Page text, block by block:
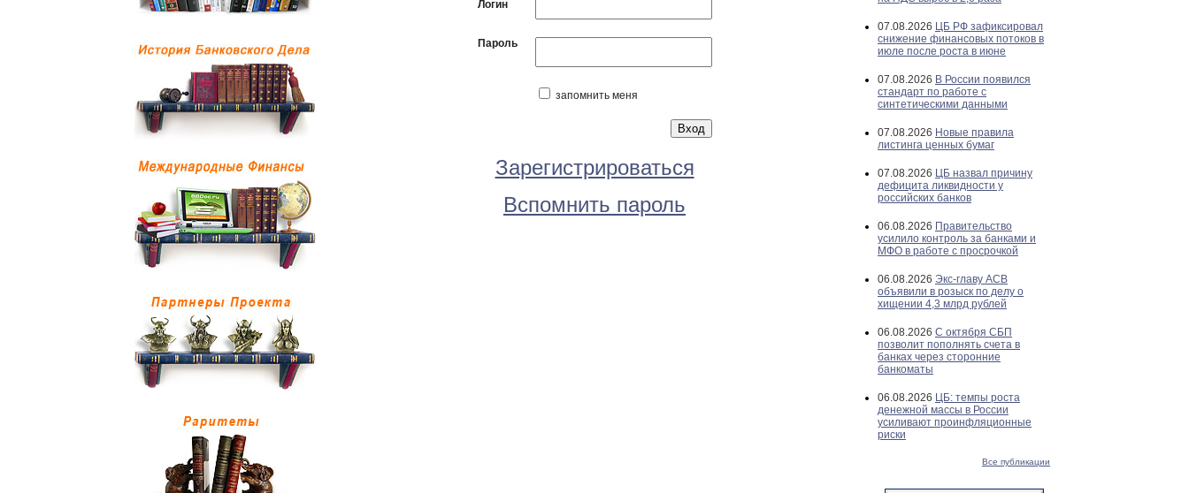
Логин
Пароль
запомнить меня
Зарегистрироваться
Вспомнить пароль
07.08.2026 ЦБ РФ зафиксировал
снижение финансовых потоков в
июле после роста в июне
07.08.2026 В России появился
стандарт по работе с
синтетическими данными
07.08.2026 Новые правила
листинга ценных бумаг
07.08.2026 ЦБ назвал причину
дефицита ликвидности у
российских банков
06.08.2026 Правительство
усилило контроль за банками и
МФО в работе с просрочкой
06.08.2026 Экс-главу АСВ
объявили в розыск по делу о
хищении 4,3 млрд рублей
06.08.2026 С октября СБП
позволит пополнять счета в
банках через сторонние
банкоматы
06.08.2026 ЦБ: темпы роста
денежной массы в России
усиливают проинфляционные
риски
Все публикации